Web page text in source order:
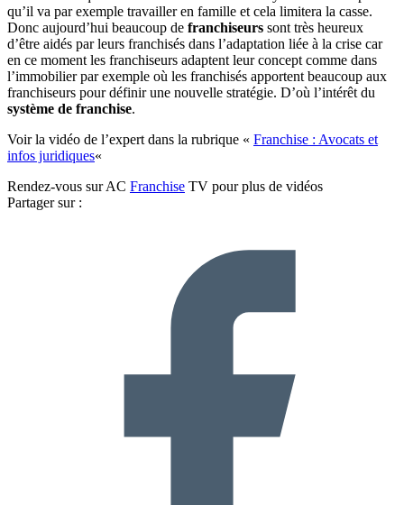
qu’il va par exemple travailler en famille et cela limitera la casse.
Donc aujourd’hui beaucoup de franchiseurs sont très heureux
d’être aidés par leurs franchisés dans l’adaptation liée à la crise car
en ce moment les franchiseurs adaptent leur concept comme dans
l’immobilier par exemple où les franchisés apportent beaucoup aux
franchiseurs pour définir une nouvelle stratégie. D’où l’intérêt du
système de franchise.
Voir la vidéo de l’expert dans la rubrique « Franchise : Avocats et
infos juridiques«
Rendez-vous sur AC Franchise TV pour plus de vidéos
Partager sur :